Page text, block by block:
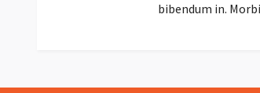
bibendum in.